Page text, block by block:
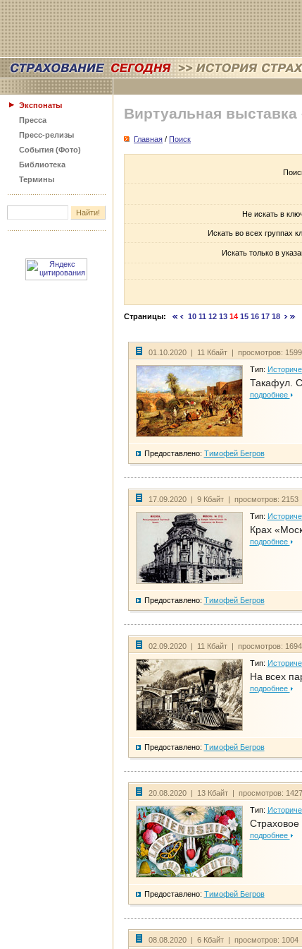
Экспонаты
Пресса
Пресс-релизы
События (Фото)
Библиотека
Термины
Виртуальная выставка
Главная / Поиск
Не искать в
Искать во всех группах
Искать только в
Страницы: 10 11 12 13 14 15 16 17 18
01.10.2020 | 11 Кбайт | просмотров: 1599
Тип:
Такафул.
подробнее
Предоставлено: Тимофей Бегров
17.09.2020 | 9 Кбайт | просмотров: 2153
Тип:
Крах
подробнее
Предоставлено: Тимофей Бегров
02.09.2020 | 11 Кбайт | просмотров: 1694
Тип:
На всех
подробнее
Предоставлено: Тимофей Бегров
20.08.2020 | 13 Кбайт | просмотров: 1427
Тип:
Страховое
подробнее
Предоставлено: Тимофей Бегров
08.08.2020 | 6 Кбайт | просмотров: 1004